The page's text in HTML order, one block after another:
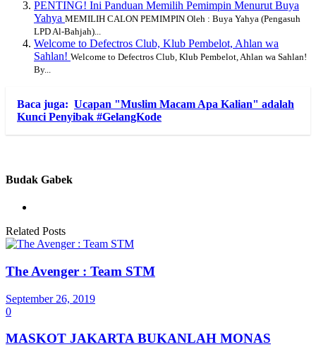
PENTING! Ini Panduan Memilih Pemimpin Menurut Buya
Yahya MEMILIH CALON PEMIMPIN Oleh : Buya Yahya (Pengasuh
LPD Al-Bahjah)...
Welcome to Defectros Club, Klub Pembelot, Ahlan wa
Sahlan! Welcome to Defectros Club, Klub Pembelot, Ahlan wa Sahlan!
By...
Baca juga: Ucapan "Muslim Macam Apa Kalian" adalah
Kunci Penyibak #GelangKode
Budak Gabek
Related Posts
The Avenger : Team STM
September 26, 2019
0
MASKOT JAKARTA BUKANLAH MONAS